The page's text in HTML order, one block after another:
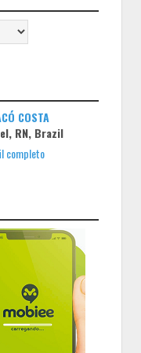
COSTA
RN, Brazil
completo